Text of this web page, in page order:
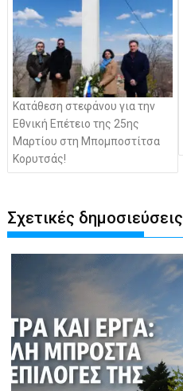
Κατάθεση στεφάνου για την
Εθνική Επέτειο της 25ης
Μαρτίου στη Μπομποστίτσα
Κορυτσάς!
Σχετικές δημοσιεύσεις